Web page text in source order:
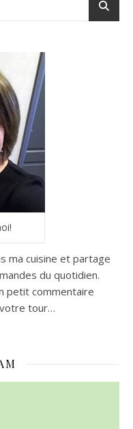
ma cuisine et partage
du quotidien.
petit commentaire
tour…